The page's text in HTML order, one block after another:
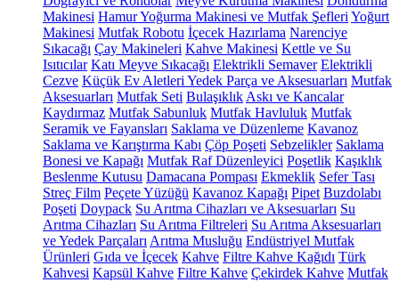
Makinesi Hamur Yoğurma Makinesi ve Mutfak Şefleri Yoğurt
Makinesi Mutfak Robotu İçecek Hazırlama Narenciye
Sıkacağı Çay Makineleri Kahve Makinesi Kettle ve Su
Isıtıcılar Katı Meyve Sıkacağı Elektrikli Semaver Elektrikli
Cezve Küçük Ev Aletleri Yedek Parça ve Aksesuarları Mutfak
Aksesuarları Mutfak Seti Bulaşıklık Askı ve Kancalar
Kaydırmaz Mutfak Sabunluk Mutfak Havluluk Mutfak
Seramik ve Fayansları Saklama ve Düzenleme Kavanoz
Saklama ve Karıştırma Kabı Çöp Poşeti Sebzelikler Saklama
Bonesi ve Kapağı Mutfak Raf Düzenleyici Poşetlik Kaşıklık
Beslenme Kutusu Damacana Pompası Ekmeklik Sefer Tası
Streç Film Peçete Yüzüğü Kavanoz Kapağı Pipet Buzdolabı
Poşeti Doypack Su Arıtma Cihazları ve Aksesuarları Su
Arıtma Cihazları Su Arıtma Filtreleri Su Arıtma Aksesuarları
ve Yedek Parçaları Arıtma Musluğu Endüstriyel Mutfak
Ürünleri Gıda ve İçecek Kahve Filtre Kahve Kağıdı Türk
Kahvesi Kapsül Kahve Filtre Kahve Çekirdek Kahve Mutfak